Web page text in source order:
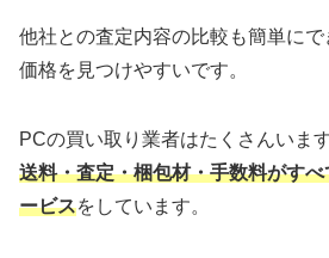
他社との査定内容の比較も簡単に
価格を見つけやすいです。
PCの買い取り業者はたくさんいます
送料・査定・梱包材・手数料がす
ービスをしています。